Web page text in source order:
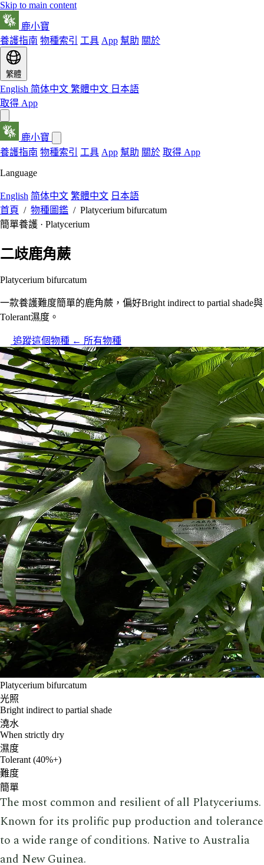
Skip to main content
鹿小寶
養護指南 物種索引 工具 App 幫助 關於
繁體
English 简体中文 繁體中文 日本語
取得 App
鹿小寶
養護指南 物種索引 工具 App 幫助 關於 取得 App
Language
English 简体中文 繁體中文 日本語
首頁 / 物種圖鑑 / Platycerium bifurcatum
簡單養護 · Platycerium
二歧鹿角蕨
Platycerium bifurcatum
一款養護難度簡單的鹿角蕨，偏好Bright indirect to partial shade與
Tolerant濕度。
追蹤這個物種 ← 所有物種
Platycerium bifurcatum
光照
Bright indirect to partial shade
澆水
When strictly dry
濕度
Tolerant (40%+)
難度
簡單
The most common and resilient of all Platyceriums.
Known for its prolific pup production and tolerance
to a wide range of conditions. Native to Australia
and New Guinea.